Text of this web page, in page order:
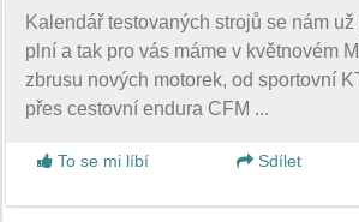
Kalendář testovaných strojů se nám
plní a tak pro vás máme v květnovém
zbrusu nových motorek, od sportovní
přes cestovní endura CFM ...
To se mi líbí
Sdílet